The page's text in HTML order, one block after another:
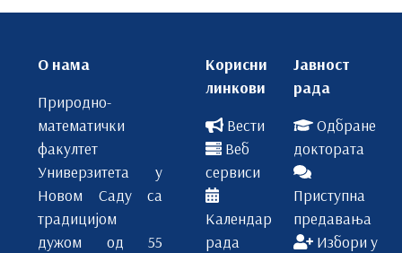
О нама
Природно-
математички
факултет
Универзитета у
Новом Саду са
традицијом
дужом од 55
Корисни
линкови
Вести
Веб
сервиси
Календар
рада
Јавност
рада
Одбране
доктората
Приступна
предавања
Избори у